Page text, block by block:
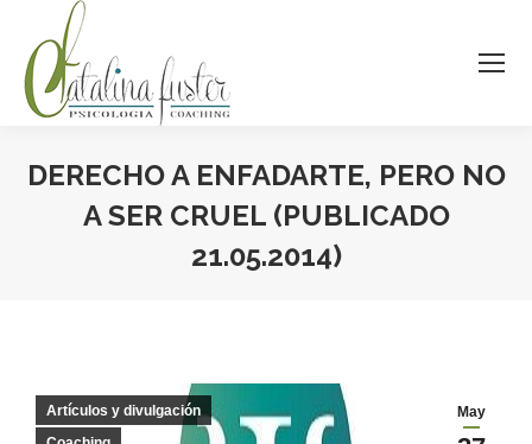
DERECHO A ENFADARTE, PERO NO
A SER CRUEL (PUBLICADO
21.05.2014)
May
Artículos y divulgación